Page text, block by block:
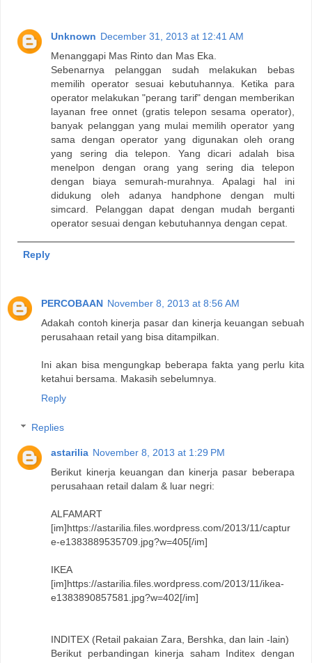
Unknown December 31, 2013 at 12:41 AM
Menanggapi Mas Rinto dan Mas Eka.
Sebenarnya pelanggan sudah melakukan bebas
memilih operator sesuai kebutuhannya. Ketika para
operator melakukan "perang tarif" dengan memberikan
layanan free onnet (gratis telepon sesama operator),
banyak pelanggan yang mulai memilih operator yang
sama dengan operator yang digunakan oleh orang
yang sering dia telepon. Yang dicari adalah bisa
menelpon dengan orang yang sering dia telepon
dengan biaya semurah-murahnya. Apalagi hal ini
didukung oleh adanya handphone dengan multi
simcard. Pelanggan dapat dengan mudah berganti
operator sesuai dengan kebutuhannya dengan cepat.
Reply
PERCOBAAN November 8, 2013 at 8:56 AM
Adakah contoh kinerja pasar dan kinerja keuangan sebuah
perusahaan retail yang bisa ditampilkan.
Ini akan bisa mengungkap beberapa fakta yang perlu kita
ketahui bersama. Makasih sebelumnya.
Reply
Replies
astarilia November 8, 2013 at 1:29 PM
Berikut kinerja keuangan dan kinerja pasar beberapa
perusahaan retail dalam & luar negri:
ALFAMART
[im]https://astarilia.files.wordpress.com/2013/11/captur
e-e1383889535709.jpg?w=405[/im]
IKEA
[im]https://astarilia.files.wordpress.com/2013/11/ikea-
e1383890857581.jpg?w=402[/im]
INDITEX (Retail pakaian Zara, Bershka, dan lain -lain)
Berikut perbandingan kinerja saham Inditex dengan